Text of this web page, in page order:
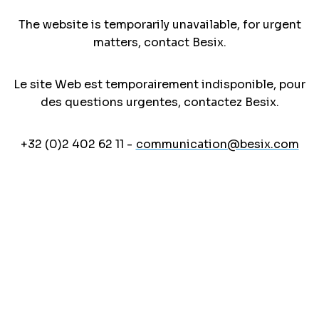
The website is temporarily unavailable, for urgent
matters, contact Besix.
Le site Web est temporairement indisponible, pour
des questions urgentes, contactez Besix.
+32 (0)2 402 62 11 - communication@besix.com